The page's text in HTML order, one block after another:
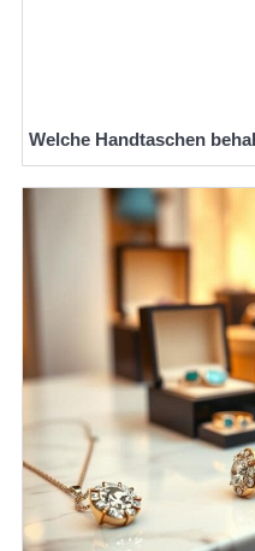
Welche Handtaschen